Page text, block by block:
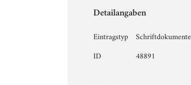
Detailangaben
Eintragstyp
Schriftdokumente
ID
48891